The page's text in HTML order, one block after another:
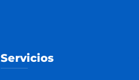
Servicios